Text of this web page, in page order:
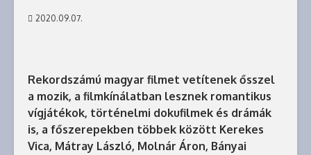
2020.09.07.
Rekordszámú magyar filmet vetítenek ősszel
a mozik, a filmkínálatban lesznek romantikus
vígjátékok, történelmi dokufilmek és drámák
is, a főszerepekben többek között Kerekes
Vica, Mátray László, Molnár Áron, Bányai